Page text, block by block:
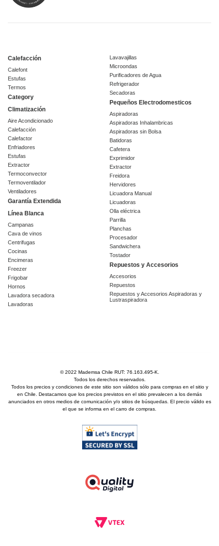
Calefacción
Calefont
Estufas
Termos
Category
Climatización
Aire Acondicionado
Calefacción
Calefactor
Enfriadores
Estufas
Extractor
Termoconvector
Termoventilador
Ventiladores
Garantía Extendida
Línea Blanca
Campanas
Cava de vinos
Centrifugas
Cocinas
Encimeras
Freezer
Frigobar
Hornos
Lavadora secadora
Lavadoras
Lavavajillas
Microondas
Purificadores de Agua
Refrigerador
Secadoras
Pequeños Electrodomesticos
Aspiradoras
Aspiradoras Inhalambricas
Aspiradoras sin Bolsa
Batidoras
Cafetera
Exprimidor
Extractor
Freidora
Hervidores
Licuadora Manual
Licuadoras
Olla eléctrica
Parrilla
Planchas
Procesador
Sandwichera
Tostador
Repuestos y Accesorios
Accesorios
Repuestos
Repuestos y Accesorios Aspiradoras y
Lustraspiradora
© 2022 Mademsa Chile RUT: 76.163.495-K.
Todos los derechos reservados.
Todos los precios y condiciones de este sitio son válidos sólo para compras en el sitio y
en Chile. Destacamos que los precios previstos en el sitio prevalecen a los demás
anunciados en otros medios de comunicación y/o sitios de búsquedas. El precio válido es
el que se informa en el carro de compras.